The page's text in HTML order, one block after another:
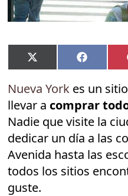
Compartir
en
X
(Twitter)
Compartir
en
Facebook
Nueva York es un
llevar a comprar
Nadie que visite la
dedicar un día a las
Avenida hasta las
todos los sitios
guste.